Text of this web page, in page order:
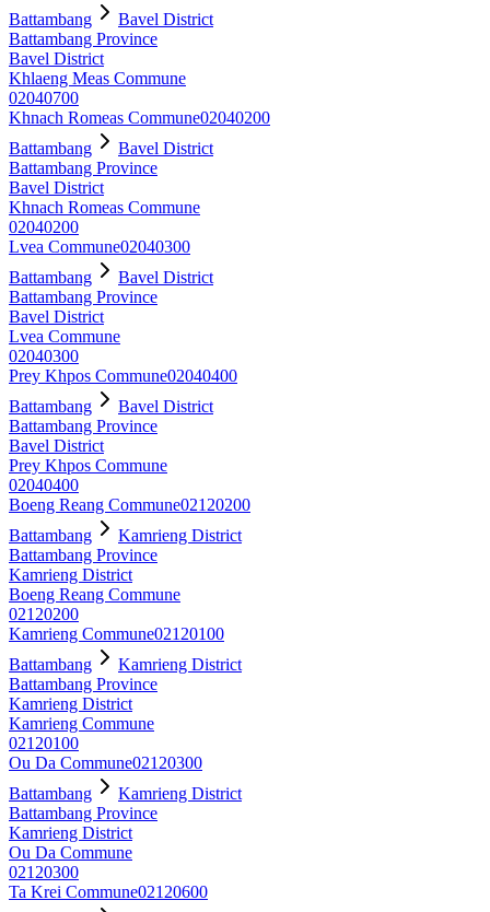
Battambang
Bavel District
Battambang Province
Bavel District
Khlaeng Meas Commune
02040700
Khnach Romeas Commune02040200
Battambang
Bavel District
Battambang Province
Bavel District
Khnach Romeas Commune
02040200
Lvea Commune02040300
Battambang
Bavel District
Battambang Province
Bavel District
Lvea Commune
02040300
Prey Khpos Commune02040400
Battambang
Bavel District
Battambang Province
Bavel District
Prey Khpos Commune
02040400
Boeng Reang Commune02120200
Battambang
Kamrieng District
Battambang Province
Kamrieng District
Boeng Reang Commune
02120200
Kamrieng Commune02120100
Battambang
Kamrieng District
Battambang Province
Kamrieng District
Kamrieng Commune
02120100
Ou Da Commune02120300
Battambang
Kamrieng District
Battambang Province
Kamrieng District
Ou Da Commune
02120300
Ta Krei Commune02120600